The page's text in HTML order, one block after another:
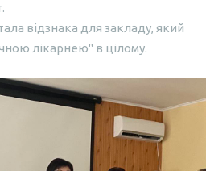
відзнака для закладу, який
лікарнею" в цілому.